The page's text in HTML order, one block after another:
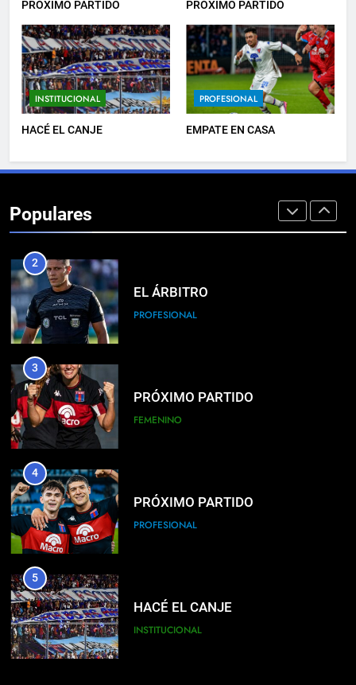
PRÓXIMO PARTIDO PRÓXIMO PARTIDO
INSTITUCIONAL
HACÉ EL CANJE
PROFESIONAL
EMPATE EN CASA
Populares
8
LISTA DE CONVOCADOS
PROFESIONAL
2
EL ÁRBITRO
PROFESIONAL
3
PRÓXIMO PARTIDO
FEMENINO
4
PRÓXIMO PARTIDO
PROFESIONAL
5
HACÉ EL CANJE
INSTITUCIONAL